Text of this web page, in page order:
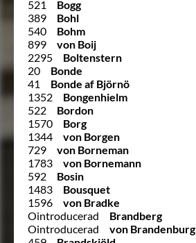
521
Bogg
389
Bohl
540
Bohm
899
von Boij
2295
Boltenstern
20
Bonde
41
Bonde af Björnö
1352
Bongenhielm
522
Bordon
1570
Borg
1344
von Borgen
729
von Borneman
1783
von Bornemann
592
Bosin
1483
Bousquet
1596
von Bradke
Ointroducerad
Brandberg
Ointroducerad
von Brandenburg